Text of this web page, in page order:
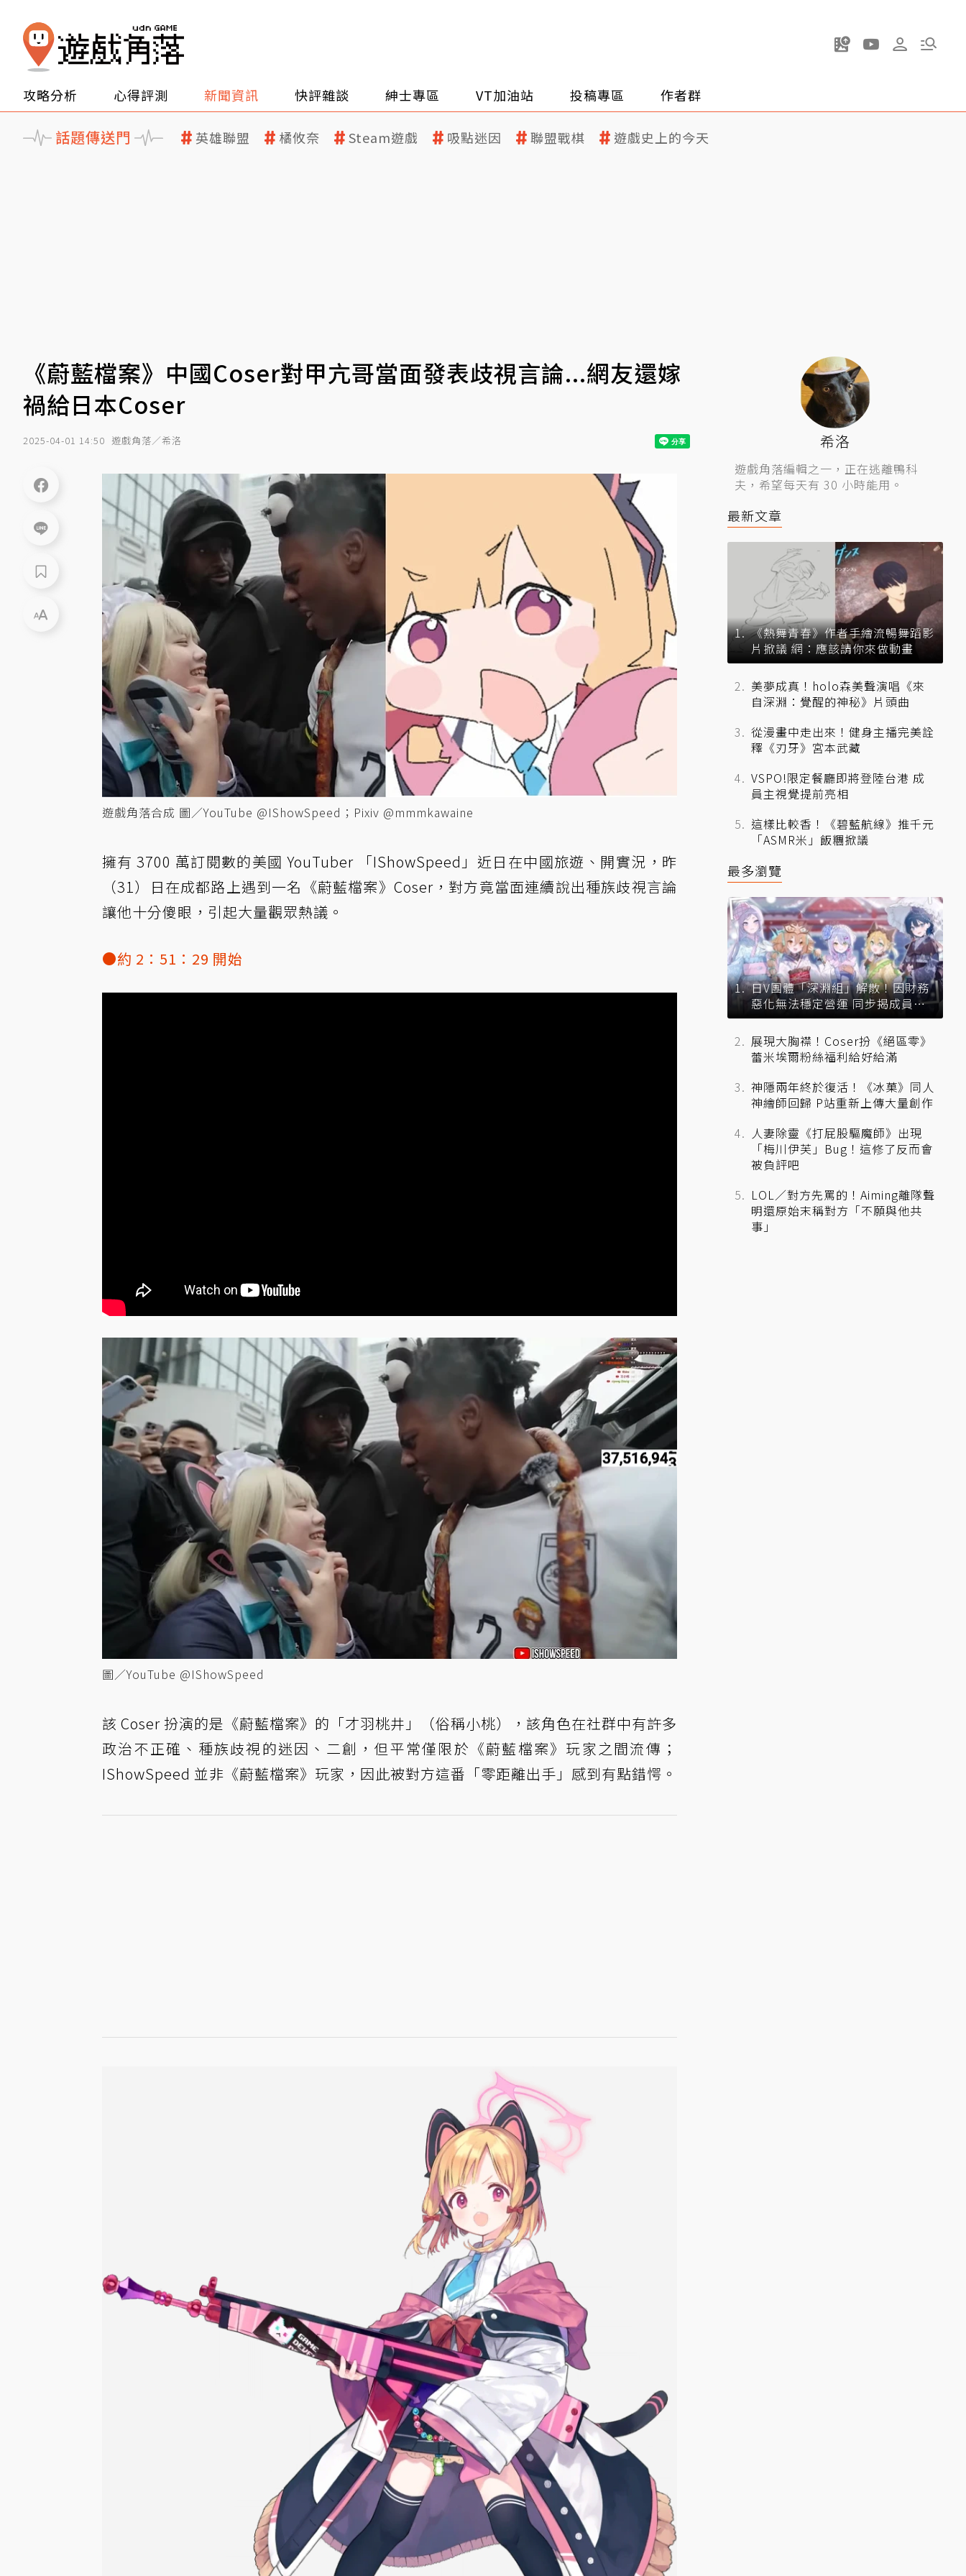
攻略分析 心得評測 新聞資訊 快評雜談 紳士專區 VT加油站 投稿專區 作者群
話題傳送門 英雄聯盟 橘攸奈 Steam遊戲 吸點迷因 聯盟戰棋 遊戲史上的今天
《蔚藍檔案》中國Coser對甲亢哥當面發表歧視言論...網友還嫁
禍給日本Coser
2025-04-01 14:50 遊戲角落／希洛
遊戲角落合成 圖／YouTube @IShowSpeed；Pixiv @mmmkawaine
擁有 3700 萬訂閱數的美國 YouTuber 「IShowSpeed」近日在中國旅遊、開實況，昨
（31）日在成都路上遇到一名《蔚藍檔案》Coser，對方竟當面連續說出種族歧視言論
讓他十分傻眼，引起大量觀眾熱議。
●約 2：51：29 開始
圖／YouTube @IShowSpeed
該 Coser 扮演的是《蔚藍檔案》的「才羽桃井」（俗稱小桃），該角色在社群中有許多
政治不正確、種族歧視的迷因、二創，但平常僅限於《蔚藍檔案》玩家之間流傳；
IShowSpeed 並非《蔚藍檔案》玩家，因此被對方這番「零距離出手」感到有點錯愕。
希洛
遊戲角落編輯之一，正在逃離鴨科
夫，希望每天有 30 小時能用。
最新文章
《熱舞青春》作者手繪流暢舞蹈影
片掀議 網：應該請你來做動畫
美夢成真！holo森美聲演唱《來
自深淵：覺醒的神秘》片頭曲
從漫畫中走出來！健身主播完美詮
釋《刃牙》宮本武藏
VSPO!限定餐廳即將登陸台港 成
員主視覺提前亮相
這樣比較香！《碧藍航線》推千元
「ASMR米」飯糰掀議
最多瀏覽
日V團體「深淵組」解散！因財務
惡化無法穩定營運 同步揭成員未
來去向
展現大胸襟！Coser扮《絕區零》
蕾米埃爾粉絲福利給好給滿
神隱兩年終於復活！《冰菓》同人
神繪師回歸 P站重新上傳大量創作
人妻除靈《打屁股驅魔師》出現
「梅川伊芙」Bug！這修了反而會
被負評吧
LOL／對方先罵的！Aiming離隊聲
明還原始末稱對方「不願與他共
事」